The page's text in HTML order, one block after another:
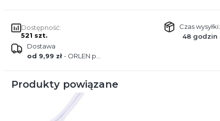
Dostępność:
521 szt.
Czas wysyłki:
48 godzin
Dostawa
od 9,99 zł- ORLEN paczka
Produkty powiązane